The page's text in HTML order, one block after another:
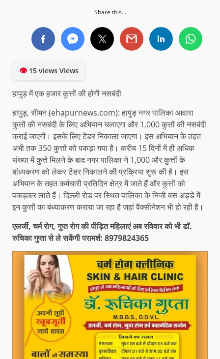
Share this...
👁15 views Views
हापुड़ में एक हजार कुत्तों की होगी नसबंदी
हापुड़, सीमन (ehapurnews.com): हापुड़ नगर पालिका आवारा
कुत्तों की नसबंदी के लिए अभियान चलाएगा और 1,000 कुत्तों की नसबंदी
कराई जाएगी। इसके लिए टेंडर निकाला जाएगा। इस अभियान के तहत
अभी तक 350 कुत्तों को पकड़ा गया है। करीब 15 दिनों में ही अधिक
संख्या में कुत्ते मिलने के बाद नगर पालिका ने 1,000 और कुत्तों के
बांध्यकरण को लेकर टेंडर निकालने की प्रक्रिया शुरू की है। इस
अभियान के तहत कर्मचारी प्रतिदिन क्षेत्र में जाते हैं और कुत्तों को
पकड़कर लाते हैं। दिल्ली रोड पर स्थित पालिका के निजी बस अड्डे में
इन कुत्तों का बंध्याकरण कराया जा रहा है जहां वैक्सीनेशन भी हो रही है।
एलर्जी, चर्म रोग, गुप्त रोग की पीड़ित महिलाएं अब रविवार को भी डॉ.
रुचिका गुप्ता से ले सकेंगी परामर्श: 8979824365